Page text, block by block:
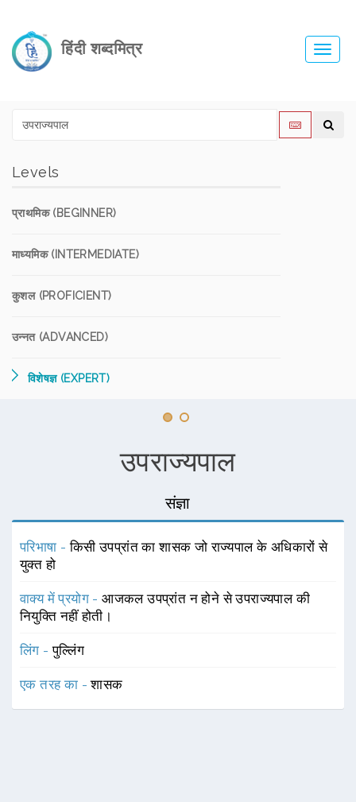
हिंदी शब्दमित्र
Levels
प्राथमिक (BEGINNER)
माध्यमिक (INTERMEDIATE)
कुशल (PROFICIENT)
उन्नत (ADVANCED)
विशेषज्ञ (EXPERT)
उपराज्यपाल
संज्ञा
परिभाषा -किसी उपप्रांत का शासक जो राज्यपाल के अधिकारों से
युक्त हो
वाक्य में प्रयोग -आजकल उपप्रांत न होने से उपराज्यपाल की
नियुक्ति नहीं होती।
लिंग -पुल्लिंग
एक तरह का -शासक